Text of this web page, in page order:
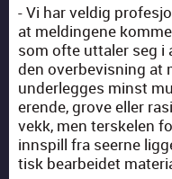
- Vi har veldig
at meldin­gene
som ofte uttaler seg i
den over­be­vis­ning at
under­legges minst
erende, grove eller
vekk, men terske­len
inn­spill fra seerne
tisk bear­bei­det